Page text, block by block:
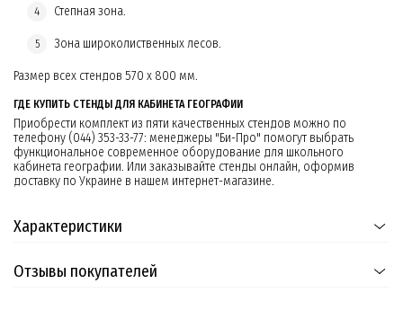
Степная зона.
Зона широколиственных лесов.
Размер всех стендов 570 х 800 мм.
ГДЕ КУПИТЬ СТЕНДЫ ДЛЯ КАБИНЕТА ГЕОГРАФИИ
Приобрести комплект из пяти качественных стендов можно по
телефону (044) 353-33-77: менеджеры "Би-Про" помогут выбрать
функциональное современное оборудование для школьного
кабинета географии. Или заказывайте стенды онлайн, оформив
доставку по Украине в нашем интернет-магазине.
Характеристики
Отзывы покупателей